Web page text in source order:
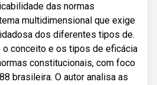
das normas
multidimensional que exige
dos diferentes tipos de.
conceito e os tipos de eficácia
constitucionais, com foco
brasileira. O autor analisa as